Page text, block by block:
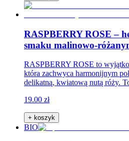
RASPBERRY ROSE –
smaku malinowo-
RASPBERRY ROSE to
która zachwyca harmonijnym
delikatną, kwiatową nutą róży.
19.00 zł
+ koszyk
BIO